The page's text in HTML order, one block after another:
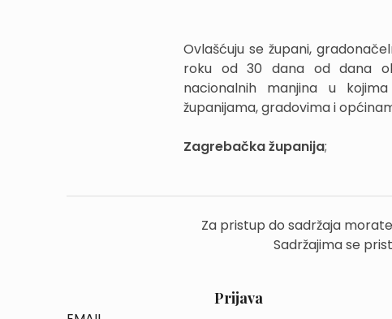
Ovlašćuju se župani,
roku od 30 dana od dana
nacionalnih manjina u
županijama, gradovima i
Zagrebačka županija; za
Za pristup do sadržaja
Sadržajima se
Prijava